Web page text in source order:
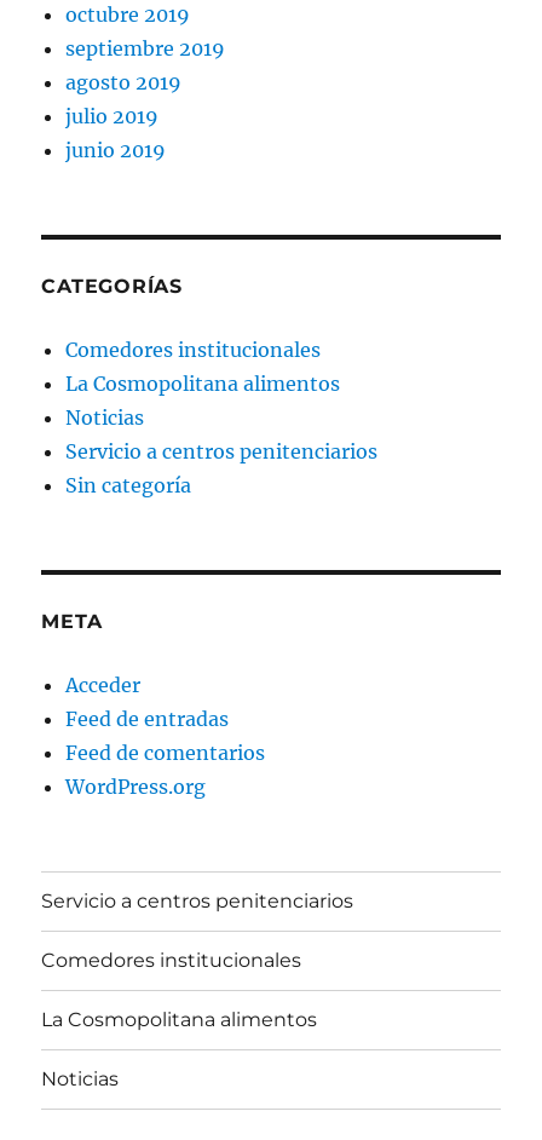
octubre 2019
septiembre 2019
agosto 2019
julio 2019
junio 2019
CATEGORÍAS
Comedores institucionales
La Cosmopolitana alimentos
Noticias
Servicio a centros penitenciarios
Sin categoría
META
Acceder
Feed de entradas
Feed de comentarios
WordPress.org
Servicio a centros penitenciarios
Comedores institucionales
La Cosmopolitana alimentos
Noticias